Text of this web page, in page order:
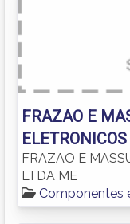
FRAZAO E
FRAZAO E
LTDA ME
Componentes